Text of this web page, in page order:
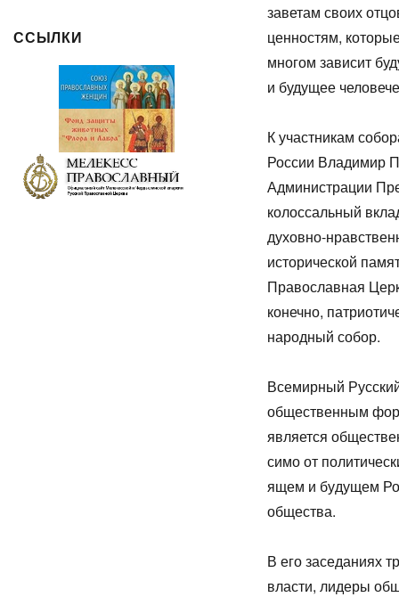
ССЫЛКИ
заветам своих
ценностям,
многом зависит
и будущее
К участникам
России Владимир
Администрации
колоссальный
духовно-
исторической
Православная
конечно,
народный собор.
Всемирный
общественным
является
си­мо от
ящем и бу­ду­щем
общества.
В его заседаниях
власти, лидеры